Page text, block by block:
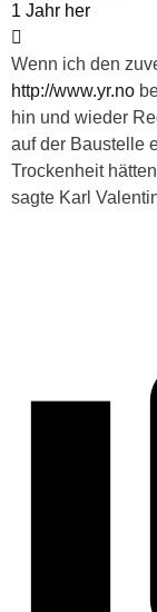
1 Jahr her
Wenn ich den
http://www.yr.no
hin und wieder
auf der Baustelle
Trockenheit
sagte Karl